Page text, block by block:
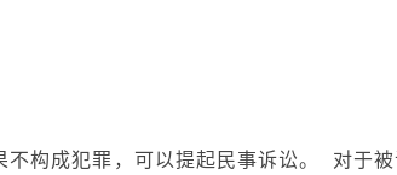
构成犯罪，可以提起民事诉讼。 对于被